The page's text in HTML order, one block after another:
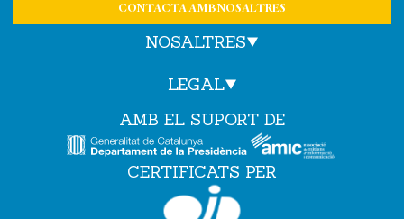
CONTACTA AMB NOSALTRES
NOSALTRES
LEGAL
AMB EL SUPORT DE
CERTIFICATS PER